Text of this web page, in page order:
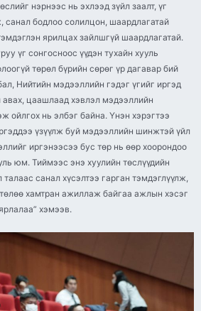
нэрнээс нь эхлээд зүйл заалт, үг
санал бодлоо солилцон, шаардлагатай
ярилцах зайлшгүй шаардлагатай.
үг сонгосноос үүдэн тухайн хууль
төрөл бүрийн сөрөг үр дагавар бий
Нийтийн мэдээллийн гэдэг үгийг иргэд
цаашлаад хэвлэл мэдээллийн
ойлгох нь элбэг байна. Үнэн хэрэгтээ
үзүүлж буй мэдээллийн шинжтэй үйл
иргэнээсээ бус төр нь өөр хоорондоо
юм. Тиймээс энэ хуулийн төслүүдийн
санал хүсэлтээ гарган тэмдэглүүлж,
хамтран ажиллаж байгаа ажлын хэсэг
хэмээв.